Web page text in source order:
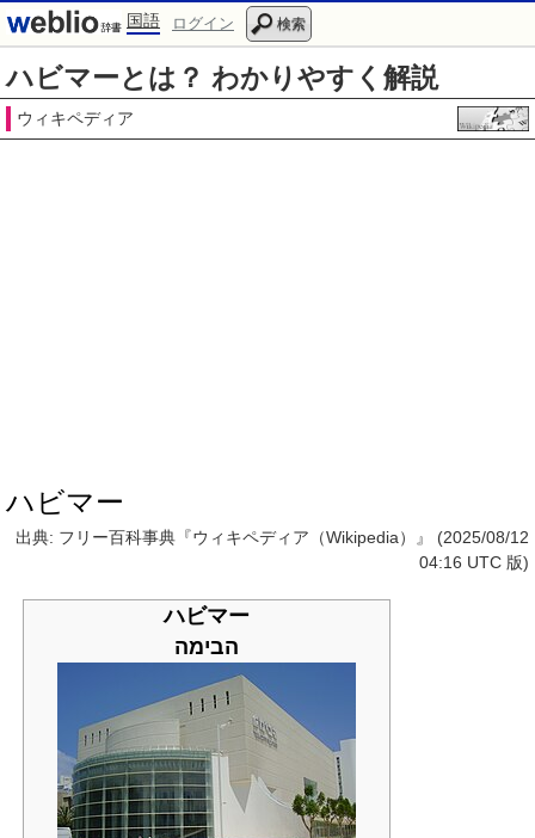
国語 ログイン 検索
ハビマーとは？ わかりやすく解説
ウィキペディア
ハビマー
出典: フリー百科事典『ウィキペディア（Wikipedia）』 (2025/08/12
04:16 UTC 版)
ハビマー
הבימה